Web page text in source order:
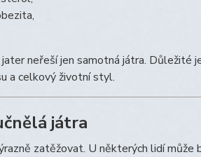
neřeší jen samotná játra. Důležité
a celkový životní styl.
játra
zatěžovat. U některých lidí může